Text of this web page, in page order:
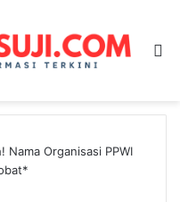
Nama Organisasi PPWI